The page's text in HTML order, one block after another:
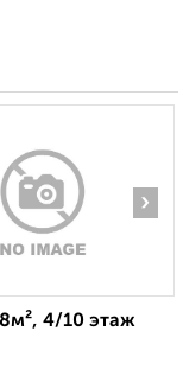
›
4/10 этаж